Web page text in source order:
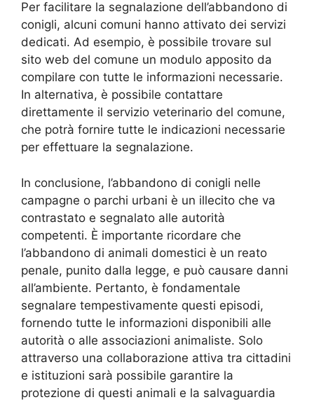
Per facilitare la segnalazione dell’abbandono di
conigli, alcuni comuni hanno attivato dei servizi
dedicati. Ad esempio, è possibile trovare sul
sito web del comune un modulo apposito da
compilare con tutte le informazioni necessarie.
In alternativa, è possibile contattare
direttamente il servizio veterinario del comune,
che potrà fornire tutte le indicazioni necessarie
per effettuare la segnalazione.
In conclusione, l’abbandono di conigli nelle
campagne o parchi urbani è un illecito che va
contrastato e segnalato alle autorità
competenti. È importante ricordare che
l’abbandono di animali domestici è un reato
penale, punito dalla legge, e può causare danni
all’ambiente. Pertanto, è fondamentale
segnalare tempestivamente questi episodi,
fornendo tutte le informazioni disponibili alle
autorità o alle associazioni animaliste. Solo
attraverso una collaborazione attiva tra cittadini
e istituzioni sarà possibile garantire la
protezione di questi animali e la salvaguardia